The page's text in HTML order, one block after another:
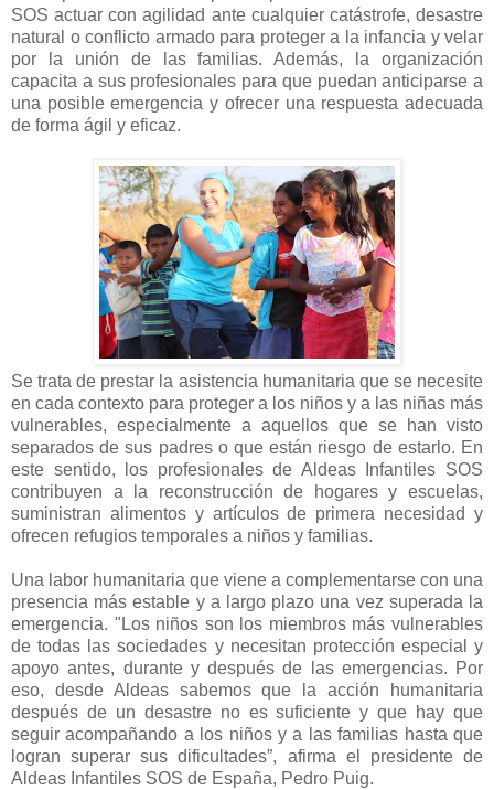
SOS actuar con agilidad ante cualquier catástrofe, desastre
natural o conflicto armado para proteger a la infancia y velar
por la unión de las familias. Además, la organización
capacita a sus profesionales para que puedan anticiparse a
una posible emergencia y ofrecer una respuesta adecuada
de forma ágil y eficaz.
Se trata de prestar la asistencia humanitaria que se necesite
en cada contexto para proteger a los niños y a las niñas más
vulnerables, especialmente a aquellos que se han visto
separados de sus padres o que están riesgo de estarlo. En
este sentido, los profesionales de Aldeas Infantiles SOS
contribuyen a la reconstrucción de hogares y escuelas,
suministran alimentos y artículos de primera necesidad y
ofrecen refugios temporales a niños y familias.
Una labor humanitaria que viene a complementarse con una
presencia más estable y a largo plazo una vez superada la
emergencia. "Los niños son los miembros más vulnerables
de todas las sociedades y necesitan protección especial y
apoyo antes, durante y después de las emergencias. Por
eso, desde Aldeas sabemos que la acción humanitaria
después de un desastre no es suficiente y que hay que
seguir acompañando a los niños y a las familias hasta que
logran superar sus dificultades”, afirma el presidente de
Aldeas Infantiles SOS de España, Pedro Puig.